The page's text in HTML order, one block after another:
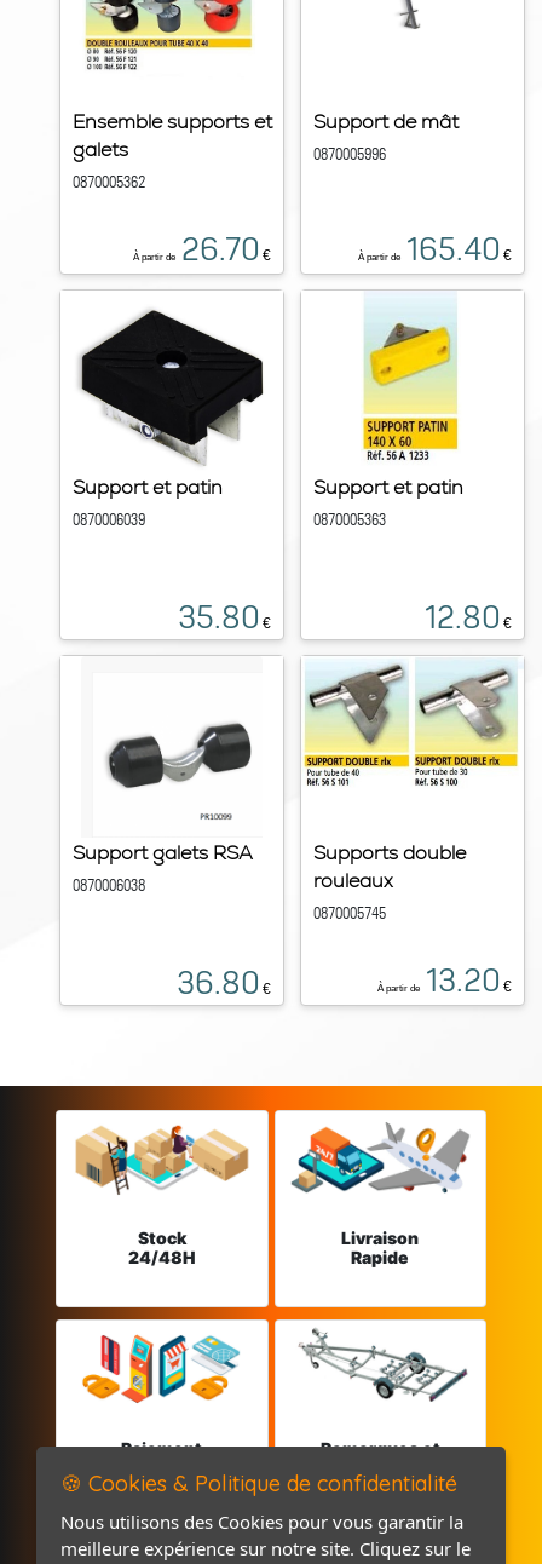
Ensemble supports et
galets
0870005362
À partir de 26.70 €
Support de mât
0870005996
À partir de 165.40 €
Support et patin
0870006039
35.80 €
Support et patin
0870005363
12.80 €
Support galets RSA
0870006038
36.80 €
Supports double
rouleaux
0870005745
À partir de 13.20 €
Stock
24/48H
Livraison
Rapide
Paiement
Remorques et
🍪 Cookies & Politique de confidentialité
Nous utilisons des Cookies pour vous garantir la
meilleure expérience sur notre site. Cliquez sur le